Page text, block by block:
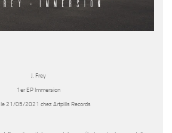
J. Frey
1er EP Immersion
le 21/05/2021 chez Artpills Records